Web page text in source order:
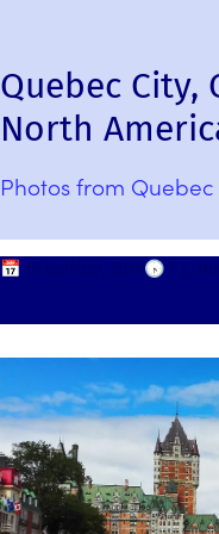
Quebec City,
North
Photos from
📅 🕟